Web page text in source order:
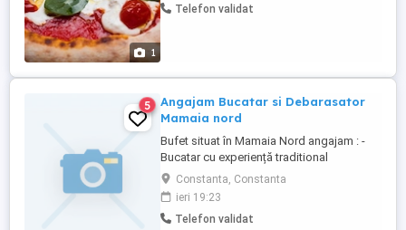
1
bărbat). Oferim: Salariu atractiv Mediu de
Telefon validat
5
Angajam Bucatar si Debarasator
Mamaia nord
Bufet situat în Mamaia Nord angajam : -
Bucatar cu experiență traditional
romanesc -Debarasator (băiat)
Persoane,curate,punctuale, cu bun simț.
Oferim Salarizare începând de la 4000 la
5000 pentru vanzatoare in mana lunar in
Constanta, Constanta
ieri 19:23
Telefon validat